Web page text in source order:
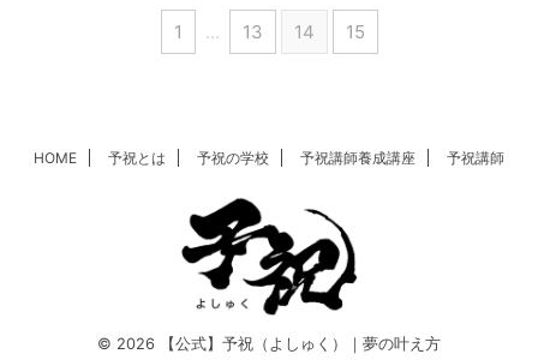
1 … 13 14 15
HOME 予祝とは 予祝の学校 予祝講師養成講座 予祝講師
© 2026 【公式】予祝（よしゅく）｜夢の叶え方